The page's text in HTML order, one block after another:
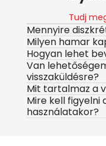
Tudj
Mennyire
Milyen hamar
Hogyan lehet
Van
visszaküldésre?
Mit tartalmaz a
Mire kell figyelni
használatakor?